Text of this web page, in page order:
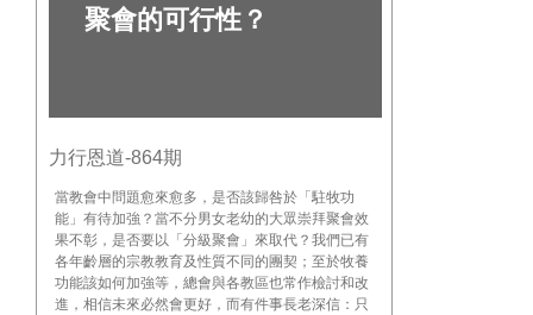
聚會的可行性？
力行恩道-864期
當教會中問題愈來愈多，是否該歸咎於「駐牧功
能」有待加強？當不分男女老幼的大眾崇拜聚會效
果不彰，是否要以「分級聚會」來取代？我們已有
各年齡層的宗教教育及性質不同的團契；至於牧養
功能該如何加強等，總會與各教區也常作檢討和改
進，相信未來必然會更好，而有件事長老深信：只